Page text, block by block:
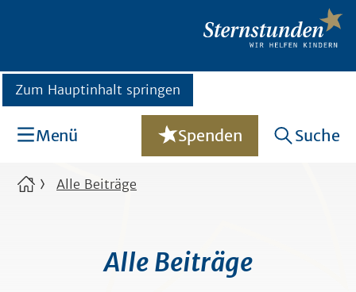
Zum Hauptinhalt springen
Menü Spenden Suche
Alle Beiträge
Alle Beiträge